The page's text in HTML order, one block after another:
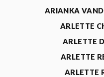
ARIANKA
ARLETTE
ARLETTE
ARLETTE
ARLETTE